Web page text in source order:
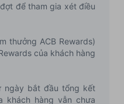
để tham gia xét điều
thưởng ACB Rewards)
của khách hàng
ngày bắt đầu tổng kết
khách hàng vẫn chưa